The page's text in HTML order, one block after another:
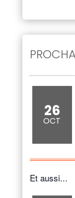
26
OCT
Et aussi...